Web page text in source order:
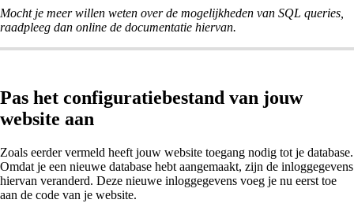
Mocht je meer willen weten over de mogelijkheden van SQL queries,
raadpleeg dan online de documentatie hiervan.
Pas het configuratiebestand van jouw
website aan
Zoals eerder vermeld heeft jouw website toegang nodig tot je database.
Omdat je een nieuwe database hebt aangemaakt, zijn de inloggegevens
hiervan veranderd. Deze nieuwe inloggegevens voeg je nu eerst toe
aan de code van je website.